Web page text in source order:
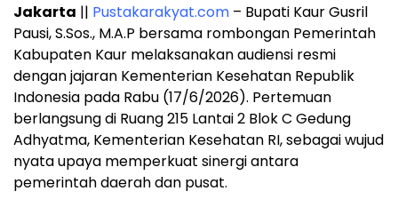
Jakarta || Pustakarakyat.com – Bupati Kaur Gusril
Pausi, S.Sos., M.A.P bersama rombongan Pemerintah
Kabupaten Kaur melaksanakan audiensi resmi
dengan jajaran Kementerian Kesehatan Republik
Indonesia pada Rabu (17/6/2026). Pertemuan
berlangsung di Ruang 215 Lantai 2 Blok C Gedung
Adhyatma, Kementerian Kesehatan RI, sebagai wujud
nyata upaya memperkuat sinergi antara
pemerintah daerah dan pusat.